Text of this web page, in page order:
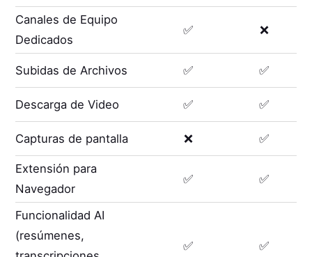
Canales de Equipo
Dedicados
✅ ❌
Subidas de Archivos ✅ ✅
Descarga de Video ✅ ✅
Capturas de pantalla ❌ ✅
Extensión para
Navegador
✅ ✅
Funcionalidad AI
(resúmenes,
✅ ✅